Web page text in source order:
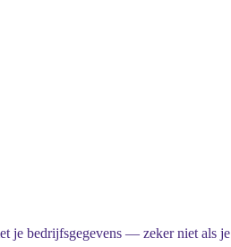
je bedrijfsgegevens — zeker niet als